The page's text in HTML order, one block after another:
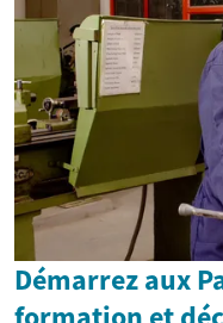
Démarrez aux